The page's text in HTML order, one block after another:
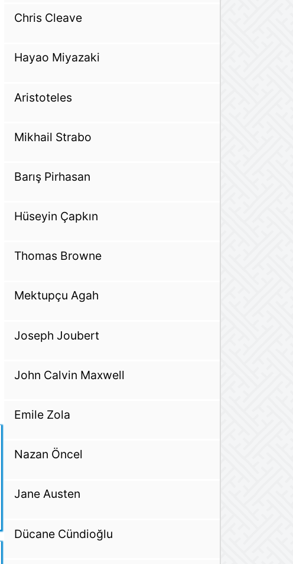
Chris Cleave
Hayao Miyazaki
Aristoteles
Mikhail Strabo
Barış Pirhasan
Hüseyin Çapkın
Thomas Browne
Mektupçu Agah
Joseph Joubert
John Calvin Maxwell
Emile Zola
Nazan Öncel
Jane Austen
Dücane Cündioğlu